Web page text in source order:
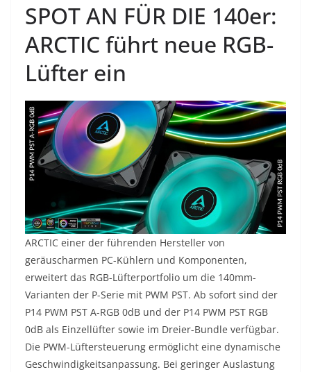
SPOT AN FÜR DIE 140er:
ARCTIC führt neue RGB-
Lüfter ein
ARCTIC einer der führenden Hersteller von
geräuscharmen PC-Kühlern und Komponenten,
erweitert das RGB-Lüfterportfolio um die 140mm-
Varianten der P-Serie mit PWM PST. Ab sofort sind der
P14 PWM PST A-RGB 0dB und der P14 PWM PST RGB
0dB als Einzellüfter sowie im Dreier-Bundle verfügbar.
Die PWM-Lüftersteuerung ermöglicht eine dynamische
Geschwindigkeitsanpassung. Bei geringer Auslastung